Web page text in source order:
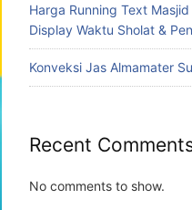
Harga Running Text
Display Waktu Sholat &
Konveksi Jas Almamater
Recent
No comments to show.